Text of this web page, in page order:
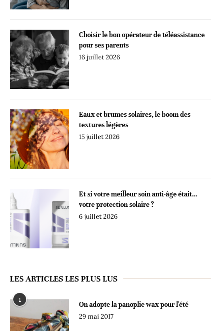
Choisir le bon opérateur de téléassistance
pour ses parents
16 juillet 2026
Eaux et brumes solaires, le boom des
textures légères
15 juillet 2026
Et si votre meilleur soin anti-âge était…
votre protection solaire ?
6 juillet 2026
LES ARTICLES LES PLUS LUS
1
On adopte la panoplie wax pour l'été
29 mai 2017